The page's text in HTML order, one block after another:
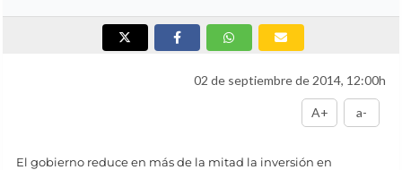
02 de septiembre de 2014, 12:00h
A+ a-
El gobierno reduce en más de la mitad la inversión en